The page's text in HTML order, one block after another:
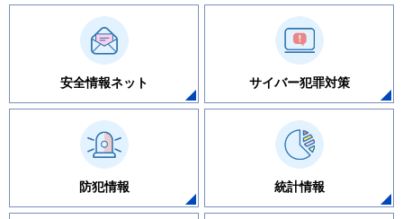
安全情報ネット サイバー犯罪対策
防犯情報 統計情報